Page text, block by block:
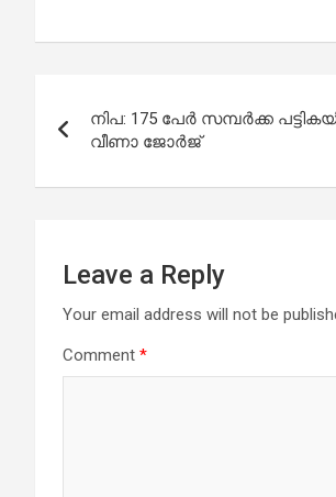
navigation
നിപ: 175 പേര്‍ സമ്പര്‍ക്ക
വീണാ ജോര്‍ജ്
Leave a Reply
Your email address will not be
Comment *